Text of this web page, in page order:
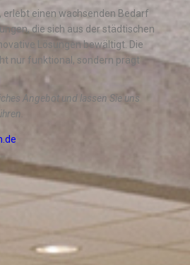
einen wachsenden Bedarf
die sich aus der städtischen
Lösungen bewältigt. Die
nur funktional, sondern prägt
Angebot und lassen Sie uns